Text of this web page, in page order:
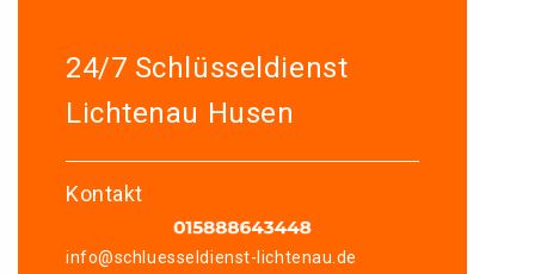
24/7 Schlüsseldienst
Lichtenau Husen
Kontakt
info@schluesseldienst-lichtenau.de